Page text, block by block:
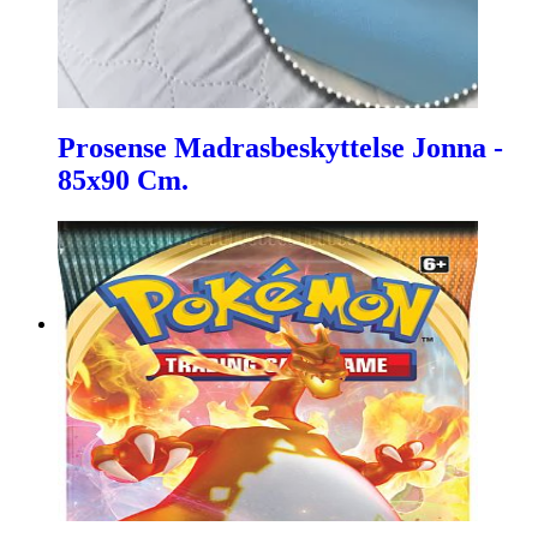
Prosense Madrasbeskyttelse Jonna -
85x90 Cm.